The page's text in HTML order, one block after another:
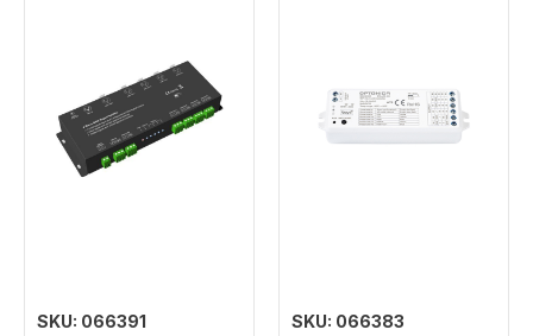
SKU: 066391 SKU: 066383